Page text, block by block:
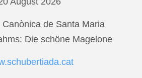
de Santa Maria
Die schöne Magelone